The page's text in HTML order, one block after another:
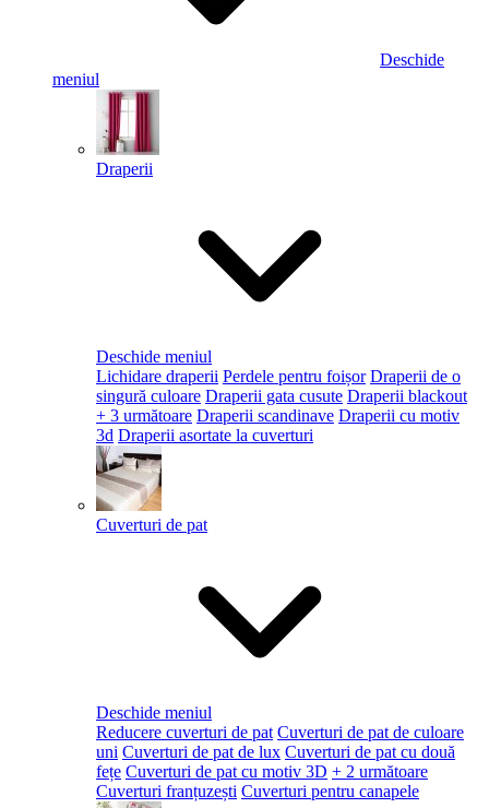
Deschide
meniul
Draperii
Deschide meniul
Lichidare draperii Perdele pentru foișor Draperii de o
singură culoare Draperii gata cusute Draperii blackout
+ 3 următoare Draperii scandinave Draperii cu motiv
3d Draperii asortate la cuverturi
Cuverturi de pat
Deschide meniul
Reducere cuverturi de pat Cuverturi de pat de culoare
uni Cuverturi de pat de lux Cuverturi de pat cu două
fețe Cuverturi de pat cu motiv 3D + 2 următoare
Cuverturi franțuzești Cuverturi pentru canapele